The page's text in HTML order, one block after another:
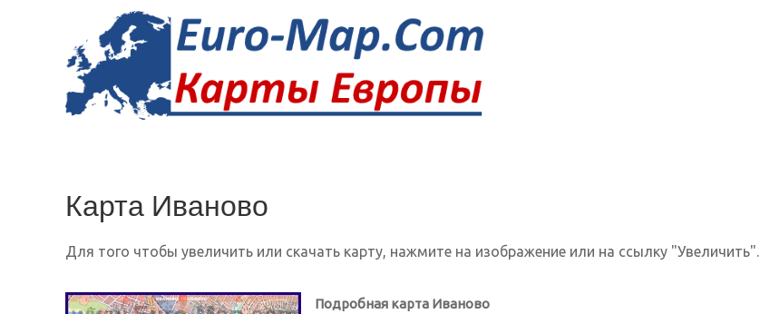
Карта Иваново
Для того чтобы увеличить или скачать карту, нажмите на изображение или на ссылку "Увеличить".
Подробная карта Иваново